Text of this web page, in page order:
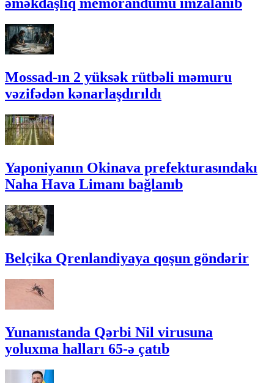
əməkdaşlıq memorandumu imzalanıb
Mossad-ın 2 yüksək rütbəli məmuru
vəzifədən kənarlaşdırıldı
Yaponiyanın Okinava prefekturasındakı
Naha Hava Limanı bağlanıb
Belçika Qrenlandiyaya qoşun göndərir
Yunanıstanda Qərbi Nil virusuna
yoluxma halları 65-ə çatıb